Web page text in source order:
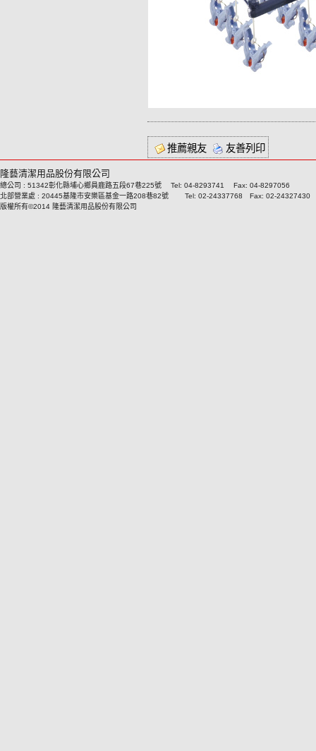
推薦親友 友善列印
隆藝清潔用品股份有限公司
總公司 : 51342彰化縣埔心鄉員鹿路五段67巷225號 Tel: 04-8293741 Fax: 04-8297056
北部營業處 : 20445基隆市安樂區基金一路208巷82號 Tel: 02-24337768 Fax: 02-24327430
版權所有©2014 隆藝清潔用品股份有限公司